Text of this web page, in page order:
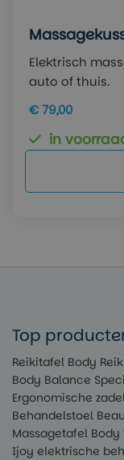
Elektrisch
auto of thuis.
€ 79,00
in
Top
Reikitafel Body
Body Balance
Ergonomische
Behandelstoel
Massagetafel Body
Ijoy elektrische